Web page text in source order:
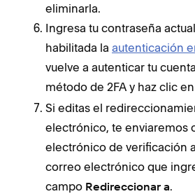
eliminarla.
Ingresa tu contraseña
habilitada la autenticación
vuelve a autenticar tu
método de 2FA y haz clic en
Si editas el
electrónico, te enviaremos
electrónico de verificación
correo electrónico que
campo Redireccionar a.